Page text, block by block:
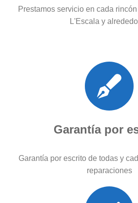
Prestamos servicio en cada
L'Escala y
Garantía por
Garantía por escrito de todas y
reparaciones